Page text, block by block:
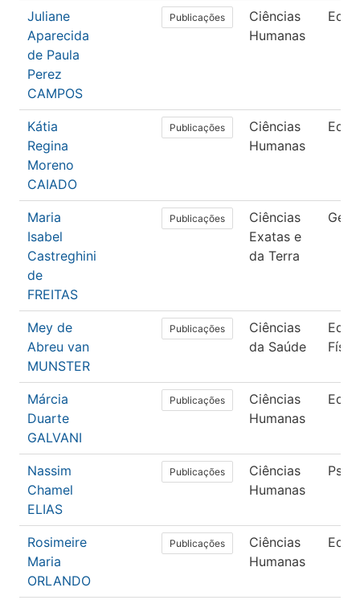
Juliane
Aparecida
de Paula
Perez
CAMPOS
Publicações
Ciências
Humanas
Kátia
Regina
Moreno
CAIADO
Publicações
Ciências
Humanas
Maria
Isabel
Castreghini
de
FREITAS
Publicações
Ciências
Exatas e
da Terra
Mey de
Abreu van
MUNSTER
Publicações
Ciências
da Saúde
Márcia
Duarte
GALVANI
Publicações
Ciências
Humanas
Nassim
Chamel
ELIAS
Publicações
Ciências
Humanas
Rosimeire
Maria
ORLANDO
Publicações
Ciências
Humanas